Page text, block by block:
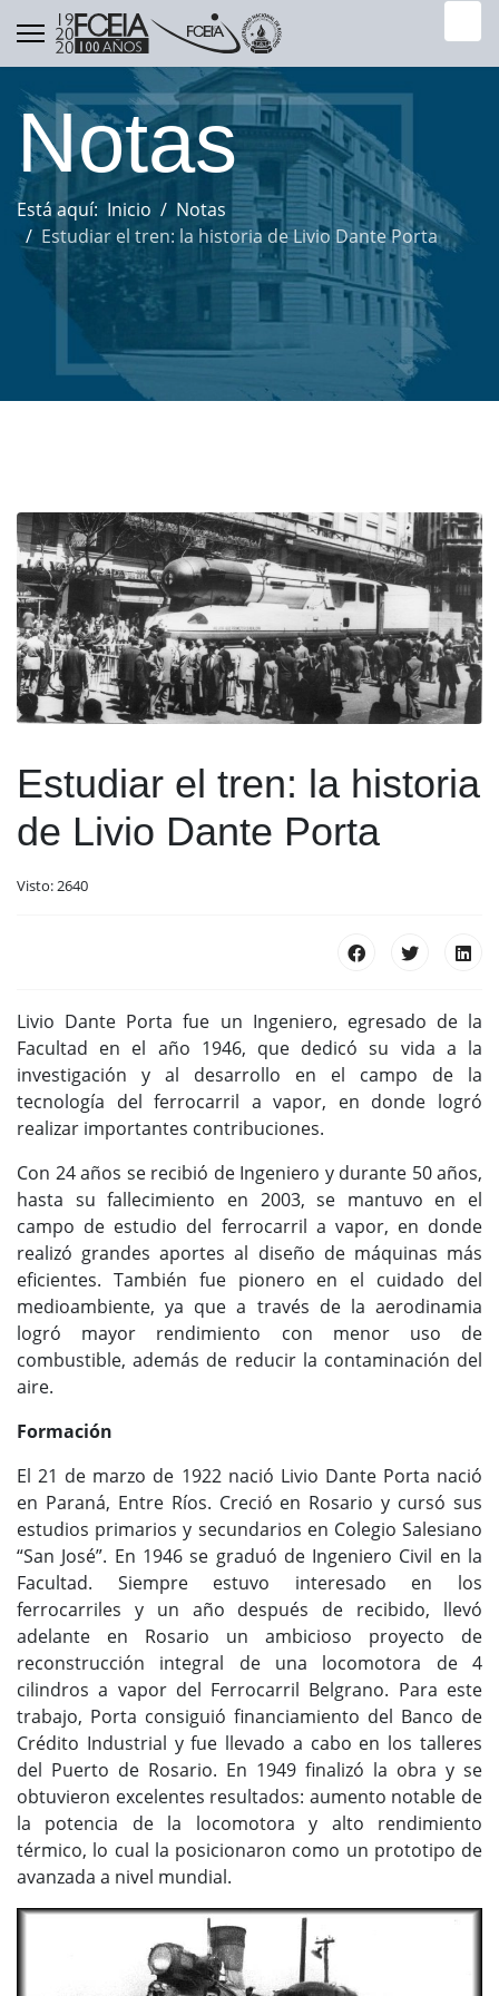
Notas
Está aquí: Inicio
Notas
Estudiar el tren: la historia de Livio Dante Porta
Estudiar el tren: la historia
de Livio Dante Porta
Visto: 2640
Livio Dante Porta fue un Ingeniero, egresado de la
Facultad en el año 1946, que dedicó su vida a la
investigación y al desarrollo en el campo de la
tecnología del ferrocarril a vapor, en donde logró
realizar importantes contribuciones.
Con 24 años se recibió de Ingeniero y durante 50 años,
hasta su fallecimiento en 2003, se mantuvo en el
campo de estudio del ferrocarril a vapor, en donde
realizó grandes aportes al diseño de máquinas más
eficientes. También fue pionero en el cuidado del
medioambiente, ya que a través de la aerodinamia
logró mayor rendimiento con menor uso de
combustible, además de reducir la contaminación del
aire.
Formación
El 21 de marzo de 1922 nació Livio Dante Porta nació
en Paraná, Entre Ríos. Creció en Rosario y cursó sus
estudios primarios y secundarios en Colegio Salesiano
“San José”. En 1946 se graduó de Ingeniero Civil en la
Facultad. Siempre estuvo interesado en los
ferrocarriles y un año después de recibido, llevó
adelante en Rosario un ambicioso proyecto de
reconstrucción integral de una locomotora de 4
cilindros a vapor del Ferrocarril Belgrano. Para este
trabajo, Porta consiguió financiamiento del Banco de
Crédito Industrial y fue llevado a cabo en los talleres
del Puerto de Rosario. En 1949 finalizó la obra y se
obtuvieron excelentes resultados: aumento notable de
la potencia de la locomotora y alto rendimiento
térmico, lo cual la posicionaron como un prototipo de
avanzada a nivel mundial.